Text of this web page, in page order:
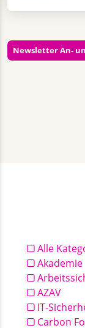
Newsletter An-
Alle
Akademie
AZAV
IT-
Carbon